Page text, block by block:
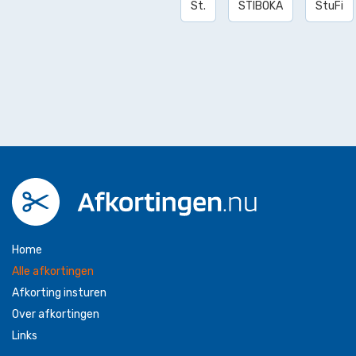
St. STIBOKA StuFi
Home
Alle afkortingen
Afkorting insturen
Over afkortingen
Links